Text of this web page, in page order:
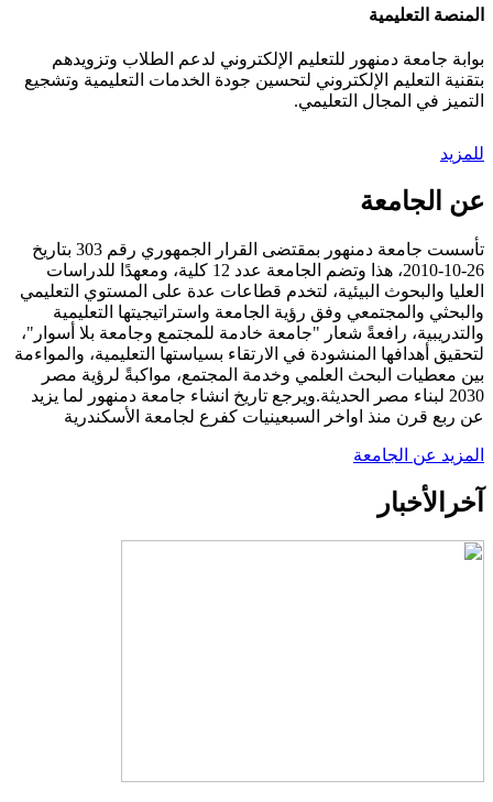
المنصة التعليمية
بوابة جامعة دمنهور للتعليم الإلكتروني لدعم الطلاب وتزويدهم
بتقنية التعليم الإلكتروني لتحسين جودة الخدمات التعليمية وتشجيع
التميز في المجال التعليمي.
للمزيد
عن الجامعة
تأسست جامعة دمنهور بمقتضى القرار الجمهوري رقم 303 بتاريخ
26-10-2010، هذا وتضم الجامعة عدد 12 كلية، ومعهدًا للدراسات
العليا والبحوث البيئية، لتخدم قطاعات عدة على المستوي التعليمي
والبحثي والمجتمعي وفق رؤية الجامعة واستراتيجيتها التعليمية
والتدريبية، رافعةً شعار "جامعة خادمة للمجتمع وجامعة بلا أسوار"،
لتحقيق أهدافها المنشودة في الارتقاء بسياستها التعليمية، والمواءمة
بين معطيات البحث العلمي وخدمة المجتمع، مواكبةً لرؤية مصر
2030 لبناء مصر الحديثة.ويرجع تاريخ انشاء جامعة دمنهور لما يزيد
عن ربع قرن منذ اواخر السبعينيات كفرع لجامعة الأسكندرية
المزيد عن الجامعة
آخر الأخبار